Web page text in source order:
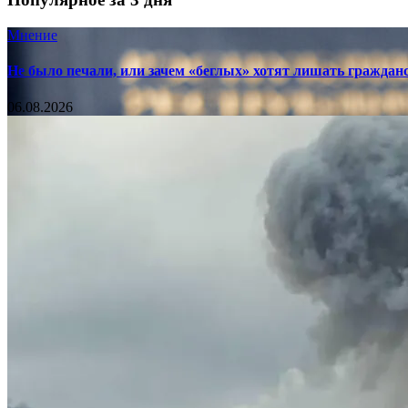
Мнение
Не было печали, или зачем «беглых» хотят лишать
06.08.2026